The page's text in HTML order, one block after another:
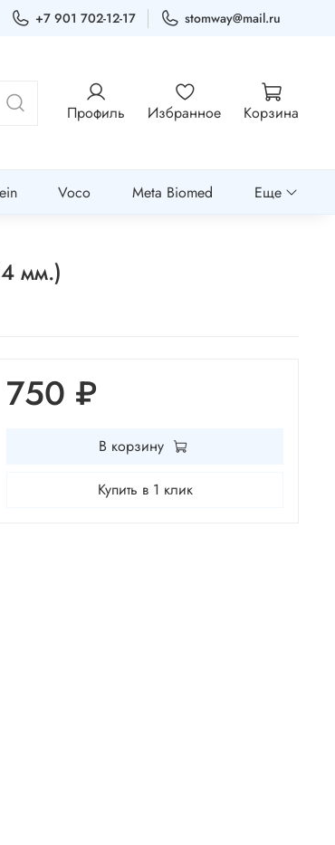
+7 901 702-12-17 stomway@mail.ru
Профиль Избранное Корзина
Voco Meta Biomed Еще
мм.)
750 ₽
В корзину
Купить в 1 клик